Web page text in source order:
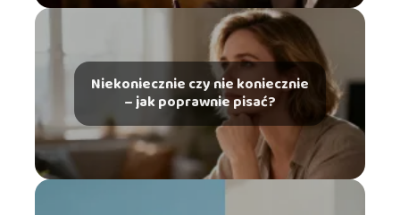
Niekoniecznie czy nie koniecznie
– jak poprawnie pisać?